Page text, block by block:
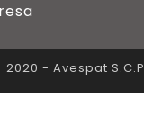
2020 - Avespat S.C.P